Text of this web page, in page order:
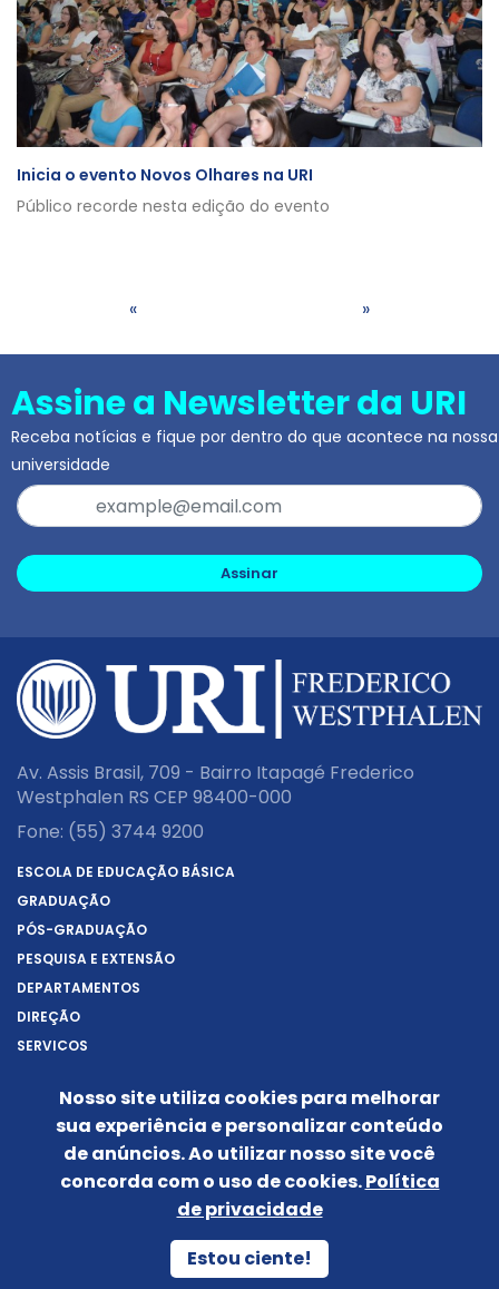
Inicia o evento Novos Olhares na URI
Público recorde nesta edição do evento
« »
Assine a Newsletter da URI
Receba notícias e fique por dentro do que acontece na nossa
universidade
Assinar
Av. Assis Brasil, 709 - Bairro Itapagé Frederico
Westphalen RS CEP 98400-000
Fone: (55) 3744 9200
ESCOLA DE EDUCAÇÃO BÁSICA
GRADUAÇÃO
PÓS-GRADUAÇÃO
PESQUISA E EXTENSÃO
DEPARTAMENTOS
DIREÇÃO
SERVIÇOS
REITORIA
NOTÍCIAS
CONHEÇA O CÂMPUS
IDENTIDADE VISUAL
POLÍTICA DE PRIVACIDADE
Siga-nos nas redes sociais:
Nosso site utiliza cookies para melhorar
sua experiência e personalizar conteúdo
de anúncios. Ao utilizar nosso site você
concorda com o uso de cookies.Política
de privacidade
Estou ciente!